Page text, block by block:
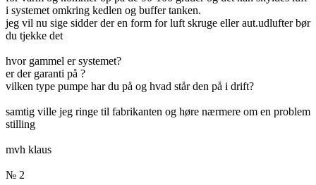
i systemet omkring kedlen og buffer tanken.
jeg vil nu sige sidder der en form for luft skruge eller aut.udlufter bør
du tjekke det
hvor gammel er systemet?
er der garanti på ?
vilken type pumpe har du på og hvad står den på i drift?
samtig ville jeg ringe til fabrikanten og høre nærmere om en problem
stilling
mvh klaus
№ 2